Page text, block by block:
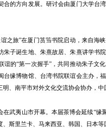
合的方向发展。研讨会由厦门大学台
旅”在厦门筼筜书院启动，来自海峡
朱子诞生地、朱熹故居、朱熹讲学书
谊的“第一次握手”，共同推动朱子文
台缘博物馆、台湾书院联谊会主办，
、南平市对外文化交流协会协办，
武夷山市开幕。本届茶博会延续“缘
斯里兰卡、马来西亚、韩国、日本